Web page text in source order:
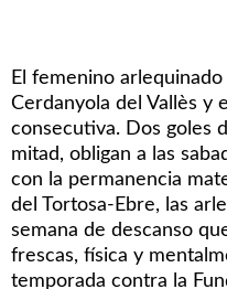
El femenino
Cerdanyola del Vallès y
consecutiva. Dos goles
mitad, obligan a las
con la permanencia
del Tortosa-Ebre, las
semana de descanso
frescas, física y
temporada contra la